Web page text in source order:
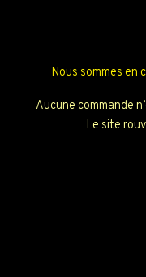
Nous sommes en
Aucune commande
Le site